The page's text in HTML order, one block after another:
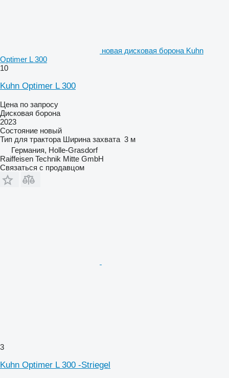
новая дисковая борона Kuhn
Optimer L 300
10
Kuhn Optimer L 300
Цена по запросу
Дисковая борона
2023
Состояние новый
Тип для трактора Ширина захвата 3 м
Германия, Holle-Grasdorf
Raiffeisen Technik Mitte GmbH
Связаться с продавцом
3
Kuhn Optimer L 300 -Striegel